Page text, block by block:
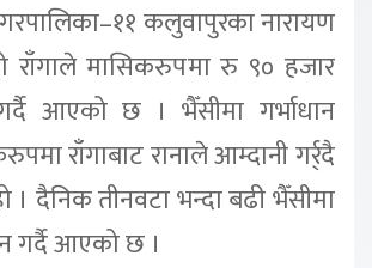
कलुवापुरका नारायण
राँगाले मासिकरुपमा रु ९० हजार
आएको छ । भैँसीमा गर्भाधान
राँगाबाट रानाले आम्दानी गर्र्दै
दैनिक तीनवटा भन्दा बढी भैँसीमा
गर्दै आएको छ ।